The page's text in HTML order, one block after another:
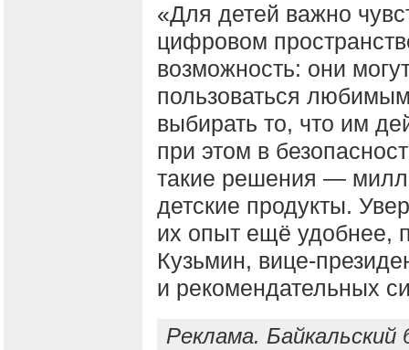
«Для детей важно
цифровом
возможность: они
пользоваться
выбирать то, что им
при этом в
такие решения —
детские продукты.
их опыт ещё удобнее,
Кузьмин, вице-
и рекомендательных
Реклама.